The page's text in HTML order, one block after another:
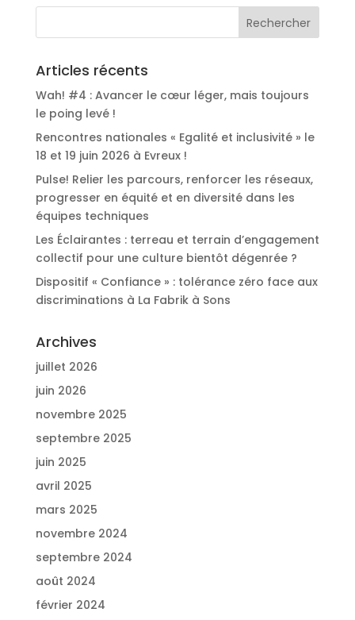
Articles récents
Wah! #4 : Avancer le cœur léger, mais toujours
le poing levé !
Rencontres nationales « Egalité et inclusivité » le
18 et 19 juin 2026 à Evreux !
Pulse! Relier les parcours, renforcer les réseaux,
progresser en équité et en diversité dans les
équipes techniques
Les Éclairantes : terreau et terrain d’engagement
collectif pour une culture bientôt dégenrée ?
Dispositif « Confiance » : tolérance zéro face aux
discriminations à La Fabrik à Sons
Archives
juillet 2026
juin 2026
novembre 2025
septembre 2025
juin 2025
avril 2025
mars 2025
novembre 2024
septembre 2024
août 2024
février 2024